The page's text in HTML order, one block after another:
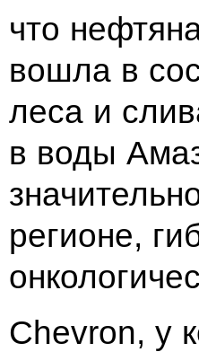
что
вошла в
леса и
в воды
регионе,
Chevron, у